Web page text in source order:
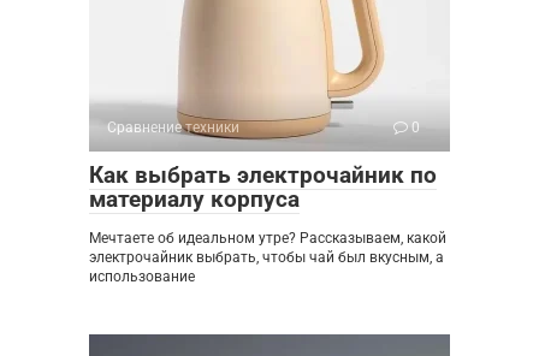
Сравнение техники 0
Как выбрать электрочайник по
материалу корпуса
Мечтаете об идеальном утре? Рассказываем, какой
электрочайник выбрать, чтобы чай был вкусным, а
использование